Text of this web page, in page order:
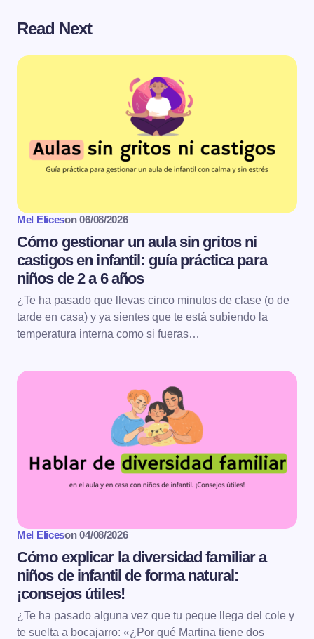
Read Next
Mel Eliceson 06/08/2026
Cómo gestionar un aula sin gritos ni
castigos en infantil: guía práctica para
niños de 2 a 6 años
¿Te ha pasado que llevas cinco minutos de clase (o de
tarde en casa) y ya sientes que te está subiendo la
temperatura interna como si fueras…
Mel Eliceson 04/08/2026
Cómo explicar la diversidad familiar a
niños de infantil de forma natural:
¡consejos útiles!
¿Te ha pasado alguna vez que tu peque llega del cole y
te suelta a bocajarro: «¿Por qué Martina tiene dos